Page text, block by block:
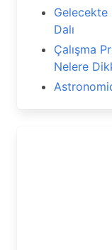
Gelecekte
Dalı
Çalışma
Nelere